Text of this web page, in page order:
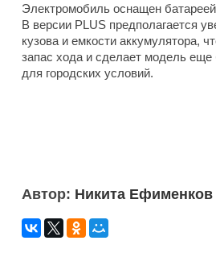
Электромобиль оснащен
В версии PLUS предполагается
кузова и емкости аккумулятора,
запас хода и сделает модель
для городских условий.
Автор: Никита Ефименков